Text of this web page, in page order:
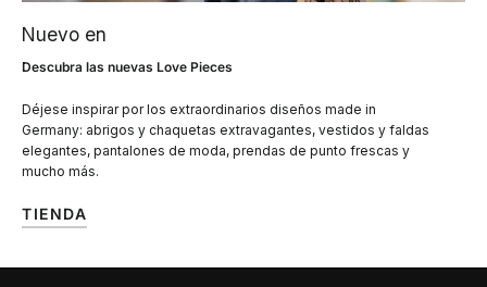
Nuevo en
Descubra las nuevas Love Pieces
Déjese inspirar por los extraordinarios diseños made in
Germany: abrigos y chaquetas extravagantes, vestidos y faldas
elegantes, pantalones de moda, prendas de punto frescas y
mucho más.
TIENDA